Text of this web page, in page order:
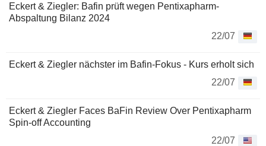
Eckert & Ziegler: Bafin prüft wegen Pentixapharm-
Abspaltung Bilanz 2024
22/07
Eckert & Ziegler nächster im Bafin-Fokus - Kurs erholt sich
22/07
Eckert & Ziegler Faces BaFin Review Over Pentixapharm
Spin-off Accounting
22/07